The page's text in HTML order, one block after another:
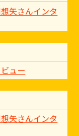
矢さんインタ
ュー
矢さんインタ